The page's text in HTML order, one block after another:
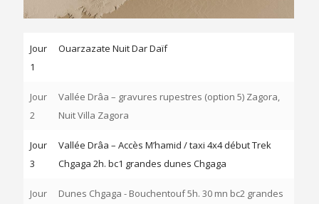
Jour
1
Ouarzazate Nuit Dar Daïf
Jour
2
Vallée Drâa – gravures rupestres (option 5) Zagora,
Nuit Villa Zagora
Jour
3
Vallée Drâa – Accès M’hamid / taxi 4x4 début Trek
Chgaga 2h. bc1 grandes dunes Chgaga
Jour
Dunes Chgaga - Bouchentouf 5h. 30 mn bc2 grandes